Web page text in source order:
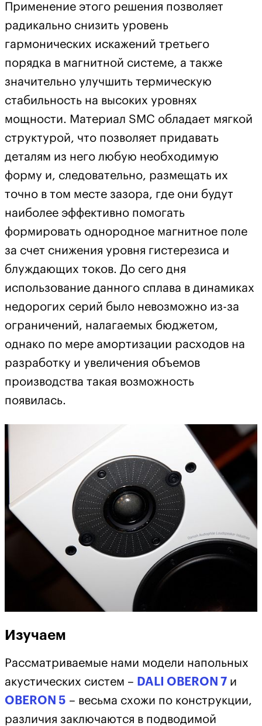
Применение этого решения позволяет
радикально снизить уровень
гармонических искажений третьего
порядка в магнитной системе, а также
значительно улучшить термическую
стабильность на высоких уровнях
мощности. Материал SMC обладает мягкой
структурой, что позволяет придавать
деталям из него любую необходимую
форму и, следовательно, размещать их
точно в том месте зазора, где они будут
наиболее эффективно помогать
формировать однородное магнитное поле
за счет снижения уровня гистерезиса и
блуждающих токов. До сего дня
использование данного сплава в динамиках
недорогих серий было невозможно из-за
ограничений, налагаемых бюджетом,
однако по мере амортизации расходов на
разработку и увеличения объемов
производства такая возможность
появилась.
Изучаем
Рассматриваемые нами модели напольных
акустических систем – DALI OBERON 7 и
OBERON 5 – весьма схожи по конструкции,
различия заключаются в подводимой